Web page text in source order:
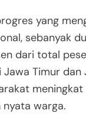
yang
sebanyak
dari total
Timur dan
warga.